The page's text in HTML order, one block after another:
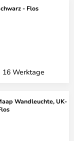
- Flos
16 Werktage
Wandleuchte, UK-